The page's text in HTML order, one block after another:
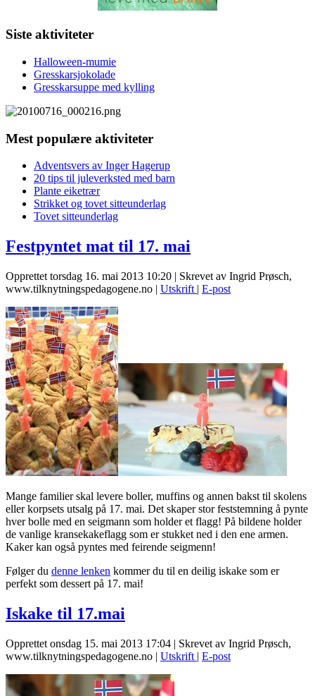
Siste aktiviteter
Halloween-mumie
Gresskarsjokolade
Gresskarsuppe med kylling
Mest populære aktiviteter
Adventsvers av Inger Hagerup
20 tips til juleverksted med barn
Plante eiketrær
Strikket og tovet sitteunderlag
Tovet sitteunderlag
Festpyntet mat til 17. mai
Opprettet torsdag 16. mai 2013 10:20 | Skrevet av Ingrid Prøsch,
www.tilknytningspedagogene.no | Utskrift | E-post
Mange familier skal levere boller, muffins og annen bakst til skolens
eller korpsets utsalg på 17. mai. Det skaper stor feststemning å pynte
hver bolle med en seigmann som holder et flagg! På bildene holder
de vanlige kransekakeflagg som er stukket ned i den ene armen.
Kaker kan også pyntes med feirende seigmenn!
Følger du denne lenken kommer du til en deilig iskake som er
perfekt som dessert på 17. mai!
Iskake til 17.mai
Opprettet onsdag 15. mai 2013 17:04 | Skrevet av Ingrid Prøsch,
www.tilknytningspedagogene.no | Utskrift | E-post